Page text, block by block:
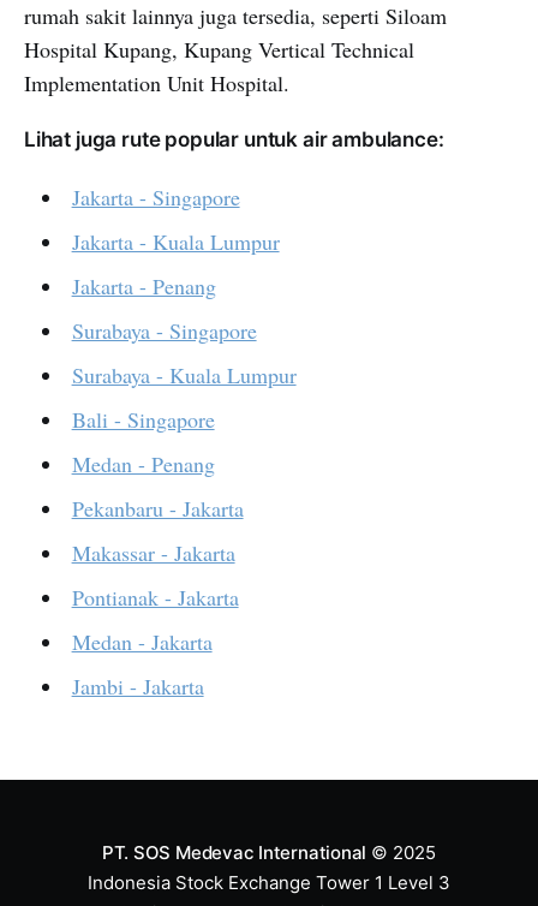
rumah sakit lainnya juga tersedia, seperti Siloam
Hospital Kupang, Kupang Vertical Technical
Implementation Unit Hospital.
Lihat juga rute popular untuk air ambulance:
Jakarta - Singapore
Jakarta - Kuala Lumpur
Jakarta - Penang
Surabaya - Singapore
Surabaya - Kuala Lumpur
Bali - Singapore
Medan - Penang
Pekanbaru - Jakarta
Makassar - Jakarta
Pontianak - Jakarta
Medan - Jakarta
Jambi - Jakarta
PT. SOS Medevac International © 2025
Indonesia Stock Exchange Tower 1 Level 3